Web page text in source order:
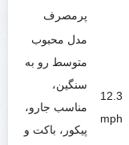
پرمصرف
12.3
mph
مدل محبوب
متوسط رو به
سنگین،
مناسب جارو،
پیکور، باکت و